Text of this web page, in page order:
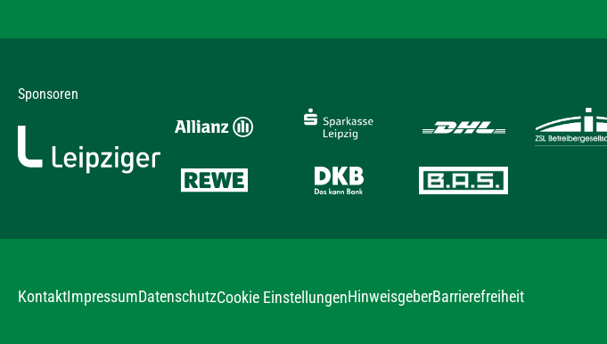
Sponsoren
KontaktImpressumDatenschutzCookie EinstellungenHinweisgeberBarrierefreiheit